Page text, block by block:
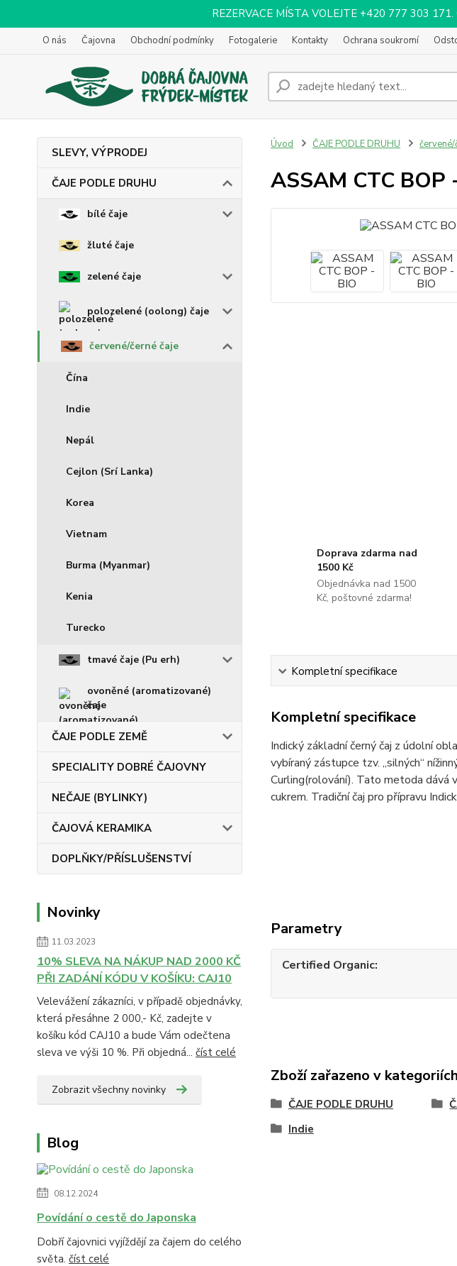
REZERVACE MÍSTA VOLEJTE +420 777 303
O nás Čajovna Obchodní podmínky Fotogalerie Kontakty Ochrana soukromí
SLEVY, VÝPRODEJ
ČAJE PODLE DRUHU
bílé čaje
žluté čaje
zelené čaje
polozelené (oolong) čaje
červené/černé čaje
Čína
Indie
Nepál
Cejlon (Srí Lanka)
Korea
Vietnam
Burma (Myanmar)
Kenia
Turecko
tmavé čaje (Pu erh)
ovoněné (aromatizované)
čaje
ČAJE PODLE ZEMĚ
SPECIALITY DOBRÉ ČAJOVNY
NEČAJE (BYLINKY)
ČAJOVÁ KERAMIKA
DOPLŇKY/PŘÍSLUŠENSTVÍ
Novinky
11.03.2023
10% SLEVA NA NÁKUP NAD 2000 KČ
PŘI ZADÁNÍ KÓDU V KOŠÍKU: CAJ10
Velevážení zákazníci, v případě objednávky,
která přesáhne 2 000,- Kč, zadejte v
košíku kód CAJ10 a bude Vám odečtena
sleva ve výši 10 %. Při objedná... číst celé
Zobrazit všechny novinky
Blog
08.12.2024
Povídání o cestě do Japonska
Dobří čajovnici vyjíždějí za čajem do celého
světa. číst celé
Úvod ČAJE PODLE DRUHU červené/
ASSAM CTC BOP
Doprava zdarma nad
1500 Kč
Objednávka nad 1500
Kč, poštovné zdarma!
Kompletní specifikace
Kompletní specifikace
Indický základní černý čaj z údolní
vybíraný zástupce tzv. „silných“
Curling(rolování). Tato metoda dává
cukrem. Tradiční čaj pro přípravu
Parametry
Certified Organic
Zboží zařazeno v kategoriích
ČAJE PODLE DRUHU
Indie